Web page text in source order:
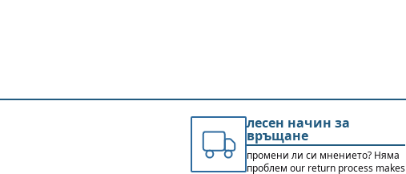
лесен начин за
връщане
промени ли си мнението? Няма
проблем our return process makes